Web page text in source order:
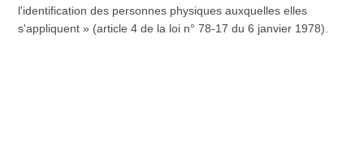
l'identification des personnes physiques auxquelles elles
s'appliquent » (article 4 de la loi n° 78-17 du 6 janvier 1978).